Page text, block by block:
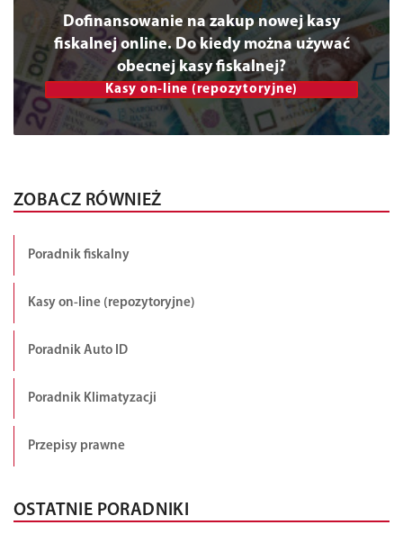
Dofinansowanie na zakup nowej kasy
fiskalnej online. Do kiedy można używać
obecnej kasy fiskalnej?
Kasy on-line (repozytoryjne)
ZOBACZ RÓWNIEŻ
Poradnik fiskalny
Kasy on-line (repozytoryjne)
Poradnik Auto ID
Poradnik Klimatyzacji
Przepisy prawne
OSTATNIE PORADNIKI